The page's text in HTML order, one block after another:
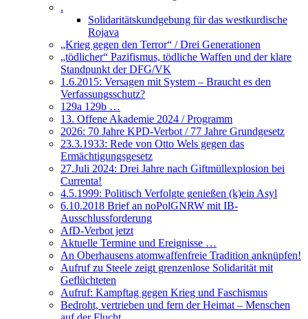
.
Solidaritätskundgebung für das westkurdische
Rojava
„Krieg gegen den Terror“ / Drei Generationen
„tödlicher“ Pazifismus, tödliche Waffen und der klare
Standpunkt der DFG/VK
1.6.2015: Versagen mit System – Braucht es den
Verfassungsschutz?
129a 129b …
13. Offene Akademie 2024 / Programm
2026: 70 Jahre KPD-Verbot / 77 Jahre Grundgesetz
23.3.1933: Rede von Otto Wels gegen das
Ermächtigungsgesetz
27.Juli 2024: Drei Jahre nach Giftmüllexplosion bei
Currenta!
4.5.1999: Politisch Verfolgte genießen (k)ein Asyl
6.10.2018 Brief an noPolGNRW mit IB-
Ausschlussforderung
AfD-Verbot jetzt
Aktuelle Termine und Ereignisse …
An Oberhausens atomwaffenfreie Tradition anknüpfen!
Aufruf zu Steele zeigt grenzenlose Solidarität mit
Geflüchteten
Aufruf: Kampftag gegen Krieg und Faschismus
Bedroht, vertrieben und fern der Heimat – Menschen